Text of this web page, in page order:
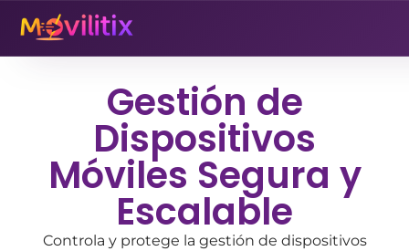
Gestión de
Dispositivos
Móviles Segura y
Escalable
Controla y protege la gestión de dispositivos